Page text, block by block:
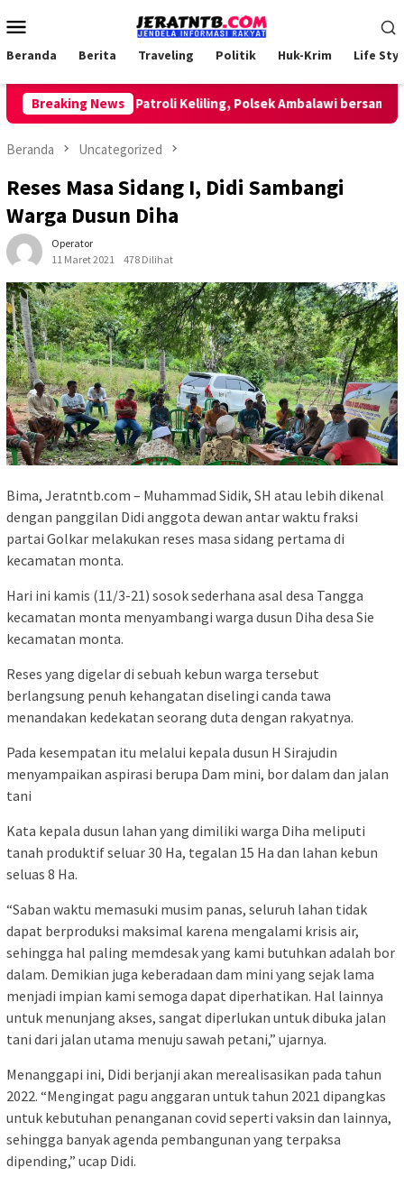
ke
Mobile
Beranda Berita Traveling Politik Huk-Krim Life
Breaking News
Lakukan Patroli Keliling, Polsek Ambalawi bersama TNI
Beranda Uncategorized
Reses Masa Sidang I, Didi Sambangi
Warga Dusun Diha
Operator
11 Maret 2021
478 Dilihat
Bima, Jeratntb.com – Muhammad Sidik, SH atau lebih dikenal
dengan panggilan Didi anggota dewan antar waktu fraksi
partai Golkar melakukan reses masa sidang pertama di
kecamatan monta.
Hari ini kamis (11/3-21) sosok sederhana asal desa Tangga
kecamatan monta menyambangi warga dusun Diha desa Sie
kecamatan monta.
Reses yang digelar di sebuah kebun warga tersebut
berlangsung penuh kehangatan diselingi canda tawa
menandakan kedekatan seorang duta dengan rakyatnya.
Pada kesempatan itu melalui kepala dusun H Sirajudin
menyampaikan aspirasi berupa Dam mini, bor dalam dan jalan
tani
Kata kepala dusun lahan yang dimiliki warga Diha meliputi
tanah produktif seluar 30 Ha, tegalan 15 Ha dan lahan kebun
seluas 8 Ha.
“Saban waktu memasuki musim panas, seluruh lahan tidak
dapat berproduksi maksimal karena mengalami krisis air,
sehingga hal paling memdesak yang kami butuhkan adalah bor
dalam. Demikian juga keberadaan dam mini yang sejak lama
menjadi impian kami semoga dapat diperhatikan. Hal lainnya
untuk menunjang akses, sangat diperlukan untuk dibuka jalan
tani dari jalan utama menuju sawah petani,” ujarnya.
Menanggapi ini, Didi berjanji akan merealisasikan pada tahun
2022. “Mengingat pagu anggaran untuk tahun 2021 dipangkas
untuk kebutuhan penanganan covid seperti vaksin dan lainnya,
sehingga banyak agenda pembangunan yang terpaksa
dipending,” ucap Didi.